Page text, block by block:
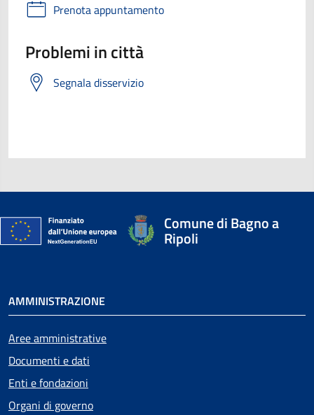
Prenota appuntamento
Problemi in città
Segnala disservizio
Comune di Bagno a
Ripoli
AMMINISTRAZIONE
Aree amministrative
Documenti e dati
Enti e fondazioni
Organi di governo